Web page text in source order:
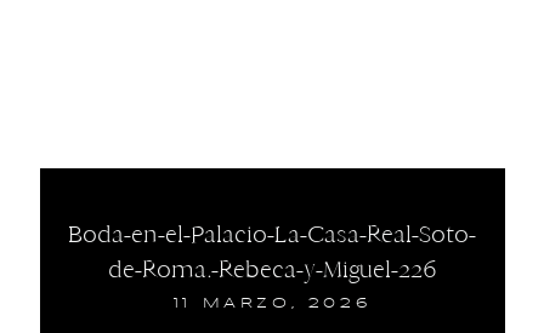
Boda-en-el-Palacio-La-Casa-Real-Soto-
de-Roma.-Rebeca-y-Miguel-226
11 MARZO, 2026